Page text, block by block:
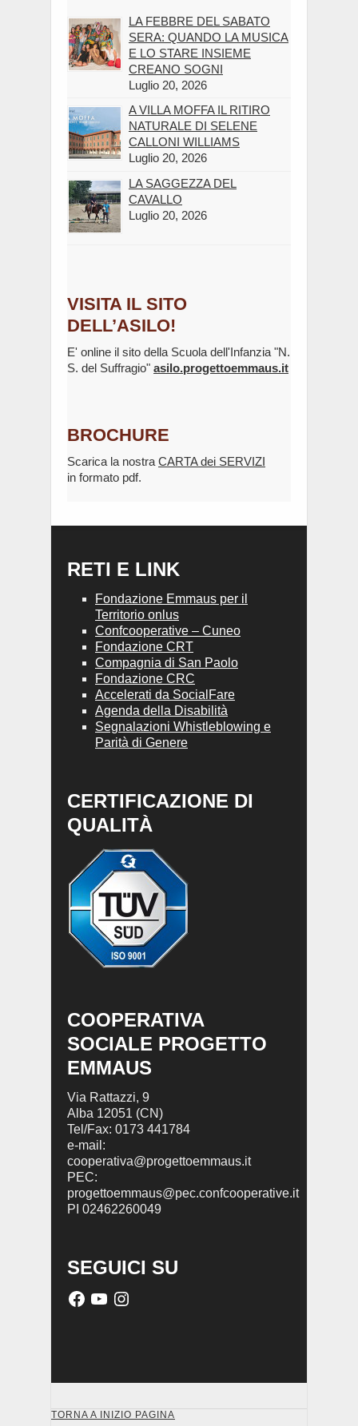
LA FEBBRE DEL SABATO
SERA: QUANDO LA MUSICA
E LO STARE INSIEME
CREANO SOGNI
Luglio 20, 2026
A VILLA MOFFA IL RITIRO
NATURALE DI SELENE
CALLONI WILLIAMS
Luglio 20, 2026
LA SAGGEZZA DEL
CAVALLO
Luglio 20, 2026
VISITA IL SITO
DELL’ASILO!
E' online il sito della Scuola dell'Infanzia "N.
S. del Suffragio" asilo.progettoemmaus.it
BROCHURE
Scarica la nostra CARTA dei SERVIZI
in formato pdf.
RETI E LINK
Fondazione Emmaus per il
Territorio onlus
Confcooperative – Cuneo
Fondazione CRT
Compagnia di San Paolo
Fondazione CRC
Accelerati da SocialFare
Agenda della Disabilità
Segnalazioni Whistleblowing e
Parità di Genere
CERTIFICAZIONE DI
QUALITÀ
COOPERATIVA
SOCIALE PROGETTO
EMMAUS
Via Rattazzi, 9
Alba 12051 (CN)
Tel/Fax: 0173 441784
e-mail:
cooperativa@progettoemmaus.it
PEC:
progettoemmaus@pec.confcooperative.it
PI 02462260049
SEGUICI SU
TORNA A INIZIO PAGINA